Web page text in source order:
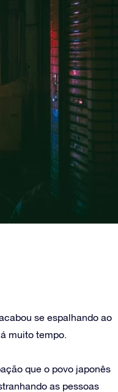
se espalhando ao
muito tempo.
que o povo japonês
as pessoas